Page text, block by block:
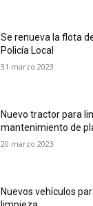
Se renueva la flota
Policía Local
31 marzo 2023
Nuevo tractor para
mantenimiento de
20 marzo 2023
Nuevos vehículos